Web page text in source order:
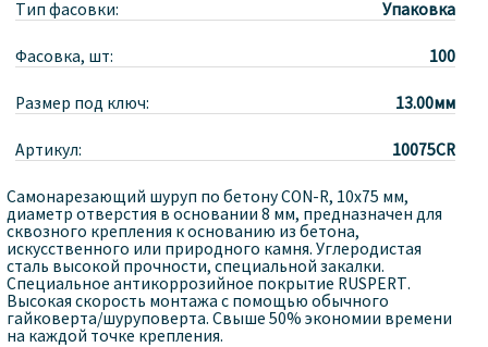
Тип фасовки: Упаковка
Фасовка, шт: 100
Размер под ключ: 13.00мм
Артикул: 10075CR
Самонарезающий шуруп по бетону CON-R, 10х75 мм,
диаметр отверстия в основании 8 мм, предназначен для
сквозного крепления к основанию из бетона,
искусственного или природного камня. Углеродистая
сталь высокой прочности, специальной закалки.
Специальное антикоррозийное покрытие RUSPERT.
Высокая скорость монтажа с помощью обычного
гайковерта/шуруповерта. Свыше 50% экономии времени
на каждой точке крепления.